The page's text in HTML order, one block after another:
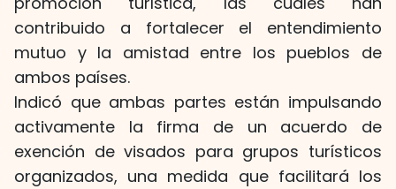
contribuido a fortalecer el entendimiento
mutuo y la amistad entre los pueblos de
ambos países.
Indicó que ambas partes están impulsando
activamente la firma de un acuerdo de
exención de visados para grupos turísticos
organizados, una medida que facilitará los